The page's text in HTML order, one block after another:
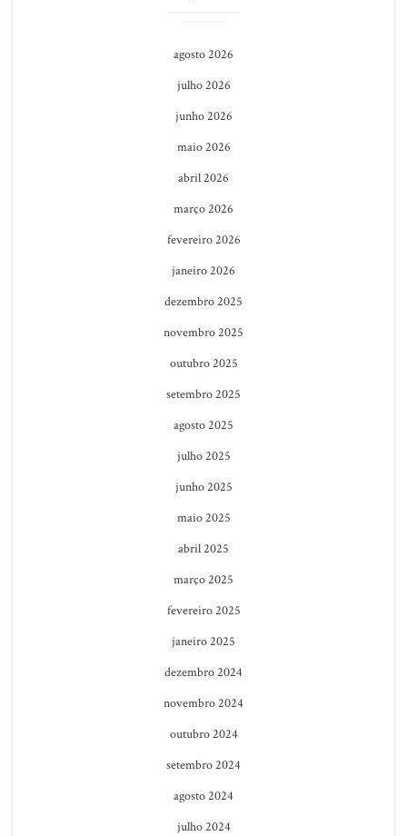
agosto 2026
julho 2026
junho 2026
maio 2026
abril 2026
março 2026
fevereiro 2026
janeiro 2026
dezembro 2025
novembro 2025
outubro 2025
setembro 2025
agosto 2025
julho 2025
junho 2025
maio 2025
abril 2025
março 2025
fevereiro 2025
janeiro 2025
dezembro 2024
novembro 2024
outubro 2024
setembro 2024
agosto 2024
julho 2024